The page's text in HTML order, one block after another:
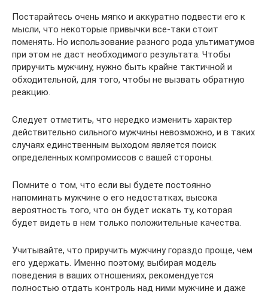
Постарайтесь очень мягко и аккуратно подвести его к
мысли, что некоторые привычки все-таки стоит
поменять. Но использование разного рода ультиматумов
при этом не даст необходимого результата. Чтобы
приручить мужчину, нужно быть крайне тактичной и
обходительной, для того, чтобы не вызвать обратную
реакцию.
Следует отметить, что нередко изменить характер
действительно сильного мужчины невозможно, и в таких
случаях единственным выходом является поиск
определенных компромиссов с вашей стороны.
Помните о том, что если вы будете постоянно
напоминать мужчине о его недостатках, высока
вероятность того, что он будет искать ту, которая
будет видеть в нем только положительные качества.
Учитывайте, что приручить мужчину гораздо проще, чем
его удержать. Именно поэтому, выбирая модель
поведения в ваших отношениях, рекомендуется
полностью отдать контроль над ними мужчине и даже